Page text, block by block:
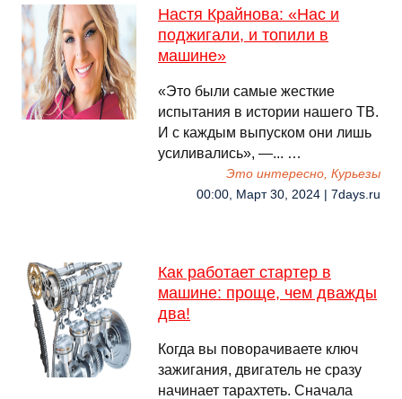
Настя Крайнова: «Нас и
поджигали, и топили в
машине»
«Это были самые жесткие
испытания в истории нашего ТВ.
И с каждым выпуском они лишь
усиливались», —... …
Это интересно, Курьезы
00:00, Март 30, 2024 | 7days.ru
Как работает стартер в
машине: проще, чем дважды
два!
Когда вы поворачиваете ключ
зажигания, двигатель не сразу
начинает тарахтеть. Сначала